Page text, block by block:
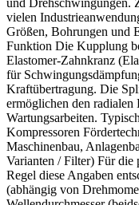
und Drehschwingungen.
vielen
Größen, Bohrungen und
Funktion Die Kupplung
Elastomer-Zahnkranz
für
Kraftübertragung. Die
ermöglichen den
Wartungsarbeiten.
Kompressoren
Maschinenbau,
Varianten / Filter) Für die
Regel diese Angaben
(abhängig von